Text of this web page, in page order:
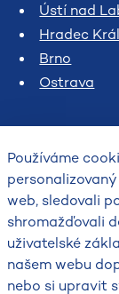
Ústí nad
Hradec
Brno
Ostrava
Používáme
web, sledovali
shromažďovali
uživatelské
našem webu
nebo si upravit